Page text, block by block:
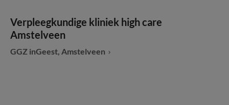
Verpleegkundige kliniek high care
Amstelveen
GGZ inGeest, Amstelveen